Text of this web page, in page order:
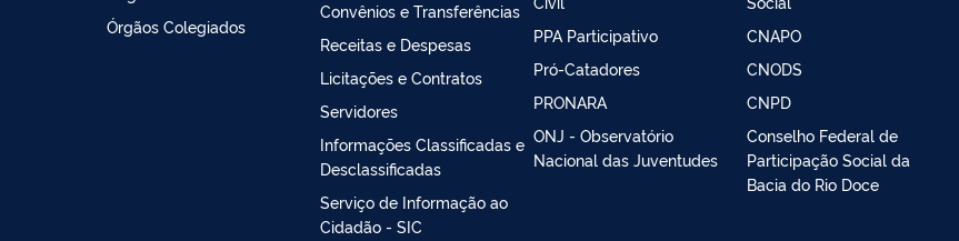
Órgãos Colegiados
Convênios e Transferências
Receitas e Despesas
Licitações e Contratos
Servidores
Informações Classificadas e
Desclassificadas
Serviço de Informação ao
Cidadão - SIC
PPA Participativo
Pró-Catadores
PRONARA
ONJ - Observatório
Nacional das Juventudes
CNAPO
CNODS
CNPD
Conselho Federal de
Participação Social da
Bacia do Rio Doce